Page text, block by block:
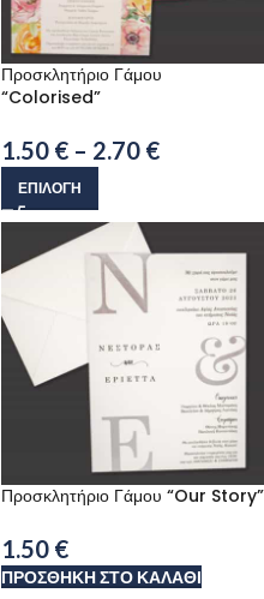
Προσκλητήριο Γάμου
“Colorised”
1.50 € – 2.70 €
ΕΠΙΛΟΓΉ
Προσκλητήριο Γάμου “Our Story”
1.50 €
ΠΡΟΣΘΉΚΗ ΣΤΟ ΚΑΛΆΘΙ